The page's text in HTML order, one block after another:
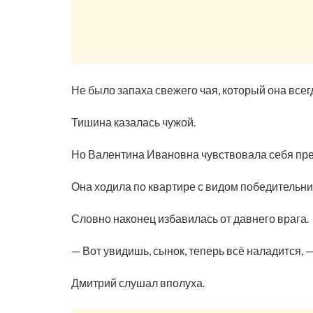
Не было запаха свежего чая, который она
Тишина казалась чужой.
Но Валентина Ивановна чувствовала себя
Она ходила по квартире с видом
Словно наконец избавилась от давнего врага.
— Вот увидишь, сынок, теперь всё наладится,
Дмитрий слушал вполуха.